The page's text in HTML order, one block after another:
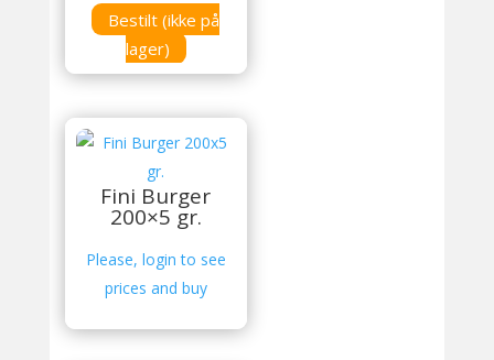
Bestilt (ikke på
lager)
Fini Burger
200×5 gr.
Please, login to see
prices and buy